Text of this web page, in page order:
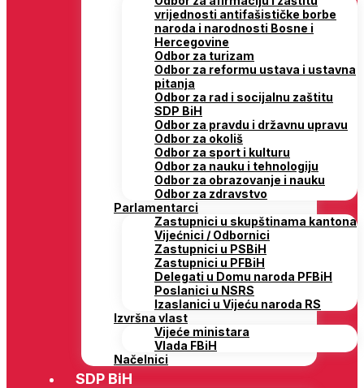
vrijednosti antifašističke borbe
naroda i narodnosti Bosne i
Hercegovine
Odbor za turizam
Odbor za reformu ustava i ustavna
pitanja
Odbor za rad i socijalnu zaštitu
SDP BiH
Odbor za pravdu i državnu upravu
Odbor za okoliš
Odbor za sport i kulturu
Odbor za nauku i tehnologiju
Odbor za obrazovanje i nauku
Odbor za zdravstvo
Parlamentarci
Zastupnici u skupštinama kantona
Vijećnici / Odbornici
Zastupnici u PSBiH
Zastupnici u PFBiH
Delegati u Domu naroda PFBiH
Poslanici u NSRS
Izaslanici u Vijeću naroda RS
Izvršna vlast
Vijeće ministara
Vlada FBiH
Načelnici
SDP BiH